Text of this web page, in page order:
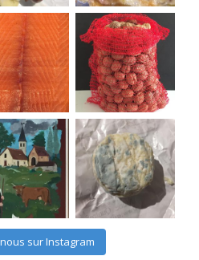
sur Instagram